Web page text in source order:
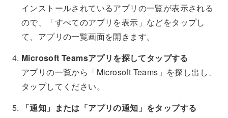
インストールされているアプリの一覧が表示される
ので、「すべてのアプリを表示」などをタップし
て、アプリの一覧画面を開きます。
Microsoft Teamsアプリを探してタップする
アプリの一覧から「Microsoft Teams」を探し出し、
タップしてください。
「通知」または「アプリの通知」をタップする